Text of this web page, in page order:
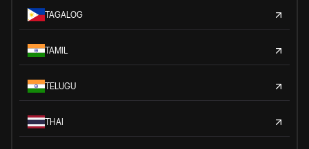
TAGALOG
TAMIL
TELUGU
THAI